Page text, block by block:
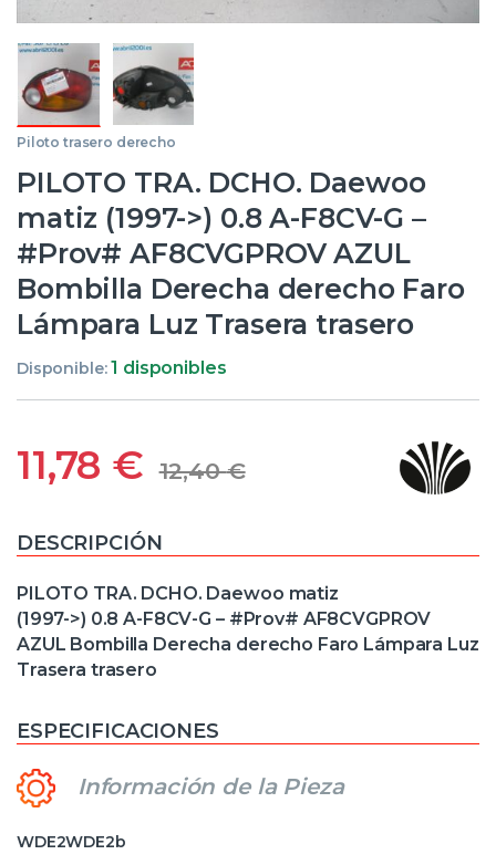
Piloto trasero derecho
PILOTO TRA. DCHO. Daewoo
matiz (1997->) 0.8 A-F8CV-G –
#Prov# AF8CVGPROV AZUL
Bombilla Derecha derecho Faro
Lámpara Luz Trasera trasero
Disponible:1 disponibles
11,78 € 12,40€
DESCRIPCIÓN
PILOTO TRA. DCHO. Daewoo matiz
(1997->) 0.8 A-F8CV-G – #Prov# AF8CVGPROV
AZUL Bombilla Derecha derecho Faro Lámpara Luz
Trasera trasero
ESPECIFICACIONES
Información de la Pieza
WDE2WDE2b